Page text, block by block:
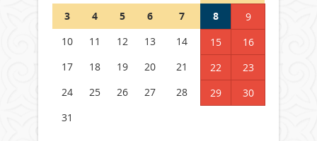
Шетелде жүрген Қазақстан
азаматтары қалай дауыс бере
3
4 5 6 7 8
9
10
11 12 13 14 15
16
17
18 19 20 21 22
23
24
25 26 27 28 29
30
31